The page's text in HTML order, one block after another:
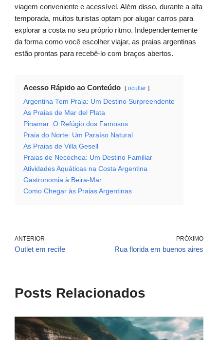
viagem conveniente e acessível. Além disso, durante a alta
temporada, muitos turistas optam por alugar carros para
explorar a costa no seu próprio ritmo. Independentemente
da forma como você escolher viajar, as praias argentinas
estão prontas para recebê-lo com braços abertos.
Acesso Rápido ao Conteúdo ocultar
Argentina Tem Praia: Um Destino Surpreendente
As Praias de Mar del Plata
Pinamar: O Refúgio dos Famosos
Praia do Norte: Um Paraíso Natural
As Praias de Villa Gesell
Praias de Necochea: Um Destino Familiar
Atividades Aquáticas na Costa Argentina
Gastronomia à Beira-Mar
Como Chegar às Praias Argentinas
ANTERIOR
Outlet em recife
PRÓXIMO
Rua florida em buenos aires
Posts Relacionados